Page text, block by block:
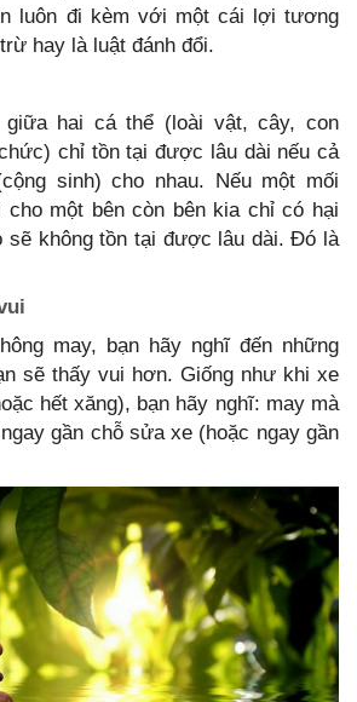
luôn đi kèm với một cái lợi tương
hay là luật đánh đổi.
giữa hai cá thể (loài vật, cây, con
chỉ tồn tại được lâu dài nếu cả
sinh) cho nhau. Nếu một mối
một bên còn bên kia chỉ có hại
sẽ không tồn tại được lâu dài. Đó là
may, bạn hãy nghĩ đến những
sẽ thấy vui hơn. Giống như khi xe
hết xăng), bạn hãy nghĩ: may mà
gần chỗ sửa xe (hoặc ngay gần